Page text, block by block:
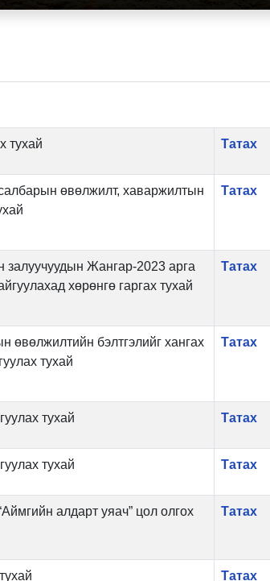
тухай Татах
өвөлжилт, хаваржилтын
Татах
залуучуудын Жангар-2023 арга
хөрөнгө гаргах тухай
Татах
өвөлжилтийн бэлтгэлийг хангах
тухай
Татах
тухай Татах
тухай Татах
алдарт уяач” цол олгох
Татах
Татах